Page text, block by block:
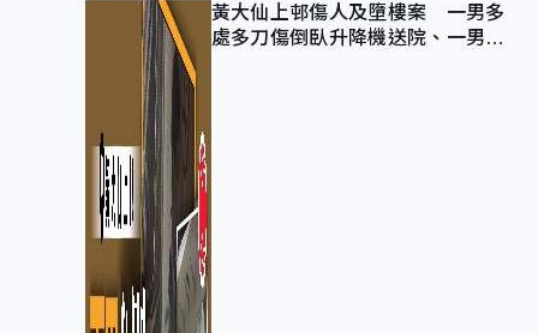
黃大仙上邨傷人及墮樓案 一男多
處多刀傷倒臥升降機送院、一男當